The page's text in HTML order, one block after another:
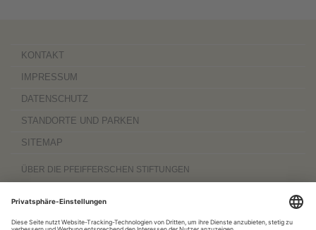
KONTAKT
IMPRESSUM
DATENSCHUTZ
STANDORTE UND PARKEN
SITEMAP
ÜBER DIE PFEIFFERSCHEN STIFTUNGEN
Komplexträger und bieten
Menschen mit Behinderung, außerdemWerkstättenmit ca. 600 Beschäftigten